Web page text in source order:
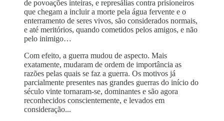
de povoações inteiras, e represálias contra prisioneiros
que chegam a incluir a morte pela água fervente e o
enterramento de seres vivos, são considerados normais,
e até meritórios, quando cometidos pelos amigos, e não
pelo inimigo…
Com efeito, a guerra mudou de aspecto. Mais
exatamente, mudaram de ordem de importância as
razões pelas quais se faz a guerra. Os motivos já
parcialmente presentes nas grandes guerras do início do
século vinte tornaram-se, dominantes e são agora
reconhecidos conscientemente, e levados em
consideração...